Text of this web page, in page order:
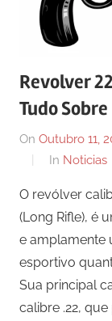
Revolver
Tudo
On Outubro 11,
In Noticias
O revólver
(Long Rifle), é
e amplamente
esportivo
Sua principal
calibre .22,